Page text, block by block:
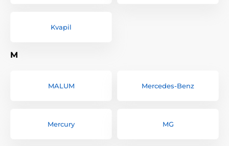
Kvapil
M
MALUM Mercedes-Benz
Mercury MG